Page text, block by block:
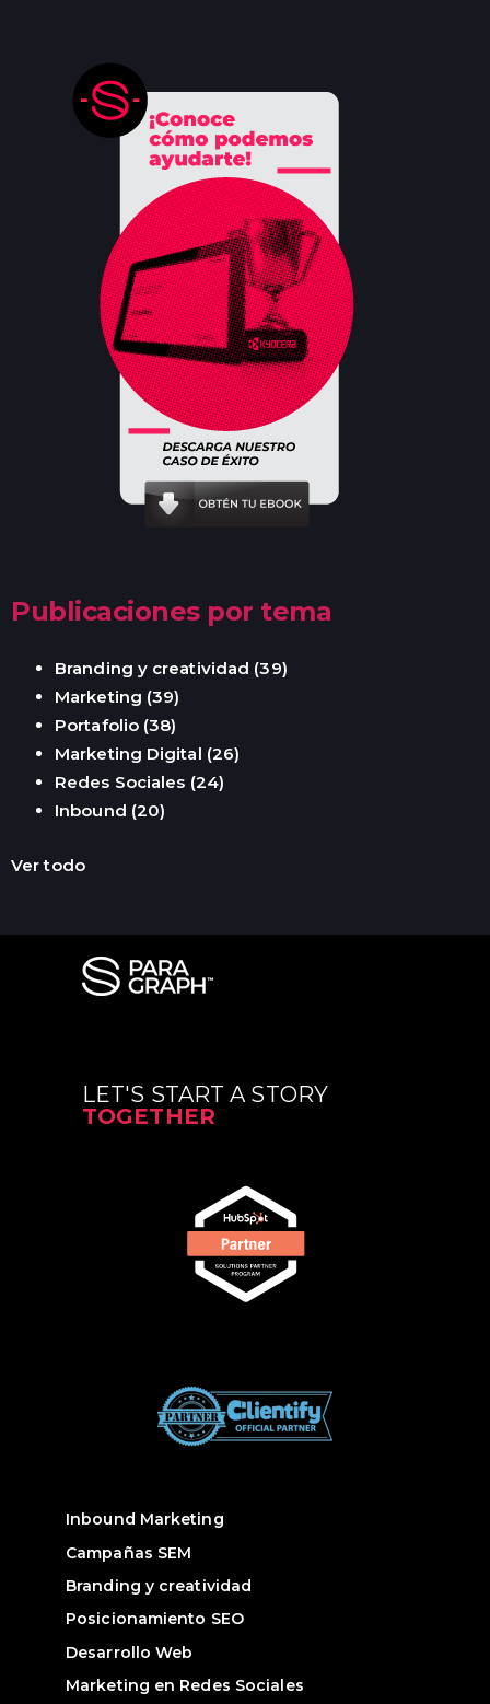
Publicaciones por tema
Branding y creatividad (39)
Marketing (39)
Portafolio (38)
Marketing Digital (26)
Redes Sociales (24)
Inbound (20)
Ver todo
LET'S START A STORY
TOGETHER
Inbound Marketing
Campañas SEM
Branding y creatividad
Posicionamiento SEO
Desarrollo Web
Marketing en Redes Sociales